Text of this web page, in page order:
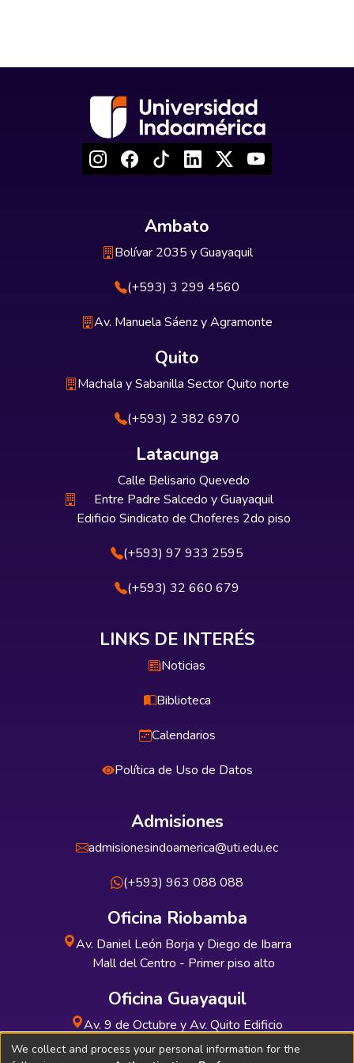
Ambato
Bolívar 2035 y Guayaquil
(+593) 3 299 4560
Av. Manuela Sáenz y Agramonte
Quito
Machala y Sabanilla Sector Quito norte
(+593) 2 382 6970
Latacunga
Calle Belisario Quevedo
Entre Padre Salcedo y Guayaquil
Edificio Sindicato de Choferes 2do piso
(+593) 97 933 2595
(+593) 32 660 679
LINKS DE INTERÉS
Noticias
Biblioteca
Calendarios
Política de Uso de Datos
Admisiones
admisionesindoamerica@uti.edu.ec
(+593) 963 088 088
Oficina Riobamba
Av. Daniel León Borja y Diego de Ibarra
Mall del Centro - Primer piso alto
Oficina Guayaquil
Av. 9 de Octubre y Av. Quito Edificio
INDUAUTO - Planta baja
We collect and process your personal information for the